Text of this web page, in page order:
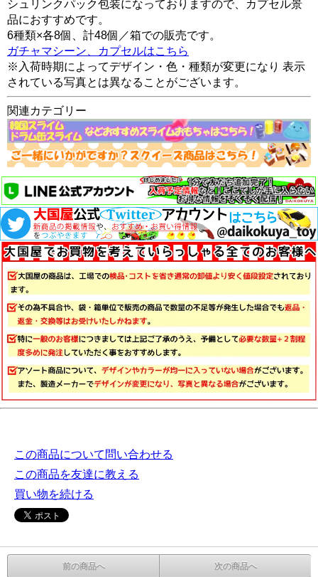
シュリンクパック包装になっておりますので、カプセル景
品におすすめです。
6種類×各8個、計48個／箱での販売です。
ガチャマシーン、カプセルはこちら
※入荷時期によってデザイン・色・種類が変更になり 表示
されている写真とは異なることがございます。
関連カテゴリー
この商品について問い合わせる
この商品を友達に教える
買い物を続ける
前の商品へ 次の商品へ